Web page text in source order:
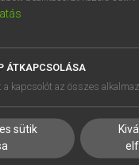
SÚGÓ
RÓLUNK
SÜTI
ÁTKAPCSOLÁSA
a kapcsolót az összes
sütik